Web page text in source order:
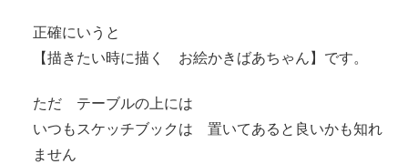
正確にいうと
【描きたい時に描く お絵かきばあちゃん】です。
ただ テーブルの上には
いつもスケッチブックは 置いてあると良いかも知れ
ません